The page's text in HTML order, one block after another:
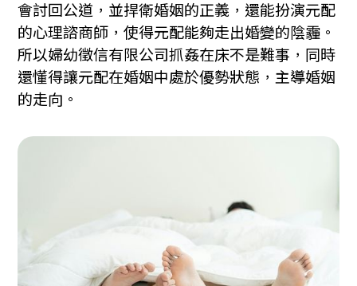
會討回公道，並捍衛婚姻的正義，還能扮演元配
的心理諮商師，使得元配能夠走出婚變的陰霾。
所以婦幼徵信有限公司抓姦在床不是難事，同時
還懂得讓元配在婚姻中處於優勢狀態，主導婚姻
的走向。